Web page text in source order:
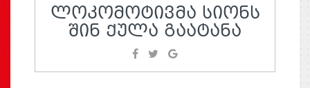
ᲚᲝᲙᲝᲛᲝᲢᲘᲕᲛᲐ ᲡᲘᲝᲜᲡ
ᲨᲘᲜ ᲥᲣᲚᲐ ᲒᲐᲐᲢᲐᲜᲐ